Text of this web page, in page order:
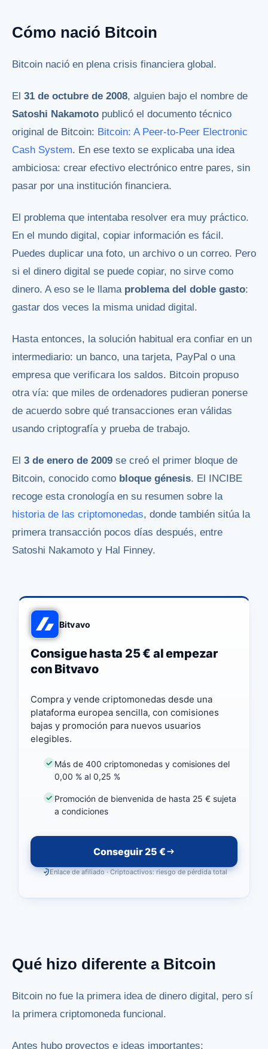
Cómo nació Bitcoin
Bitcoin nació en plena crisis financiera global.
El 31 de octubre de 2008, alguien bajo el nombre de
Satoshi Nakamoto publicó el documento técnico
original de Bitcoin: Bitcoin: A Peer-to-Peer Electronic
Cash System. En ese texto se explicaba una idea
ambiciosa: crear efectivo electrónico entre pares, sin
pasar por una institución financiera.
El problema que intentaba resolver era muy práctico.
En el mundo digital, copiar información es fácil.
Puedes duplicar una foto, un archivo o un correo. Pero
si el dinero digital se puede copiar, no sirve como
dinero. A eso se le llama problema del doble gasto:
gastar dos veces la misma unidad digital.
Hasta entonces, la solución habitual era confiar en un
intermediario: un banco, una tarjeta, PayPal o una
empresa que verificara los saldos. Bitcoin propuso
otra vía: que miles de ordenadores pudieran ponerse
de acuerdo sobre qué transacciones eran válidas
usando criptografía y prueba de trabajo.
El 3 de enero de 2009 se creó el primer bloque de
Bitcoin, conocido como bloque génesis. El INCIBE
recoge esta cronología en su resumen sobre la
historia de las criptomonedas, donde también sitúa la
primera transacción pocos días después, entre
Satoshi Nakamoto y Hal Finney.
Bitvavo
Consigue hasta 25 € al empezar
con Bitvavo
Compra y vende criptomonedas desde una
plataforma europea sencilla, con comisiones
bajas y promoción para nuevos usuarios
elegibles.
Más de 400 criptomonedas y comisiones del
0,00 % al 0,25 %
Promoción de bienvenida de hasta 25 € sujeta
a condiciones
Conseguir 25 €
Enlace de afiliado · Criptoactivos: riesgo de pérdida total
Qué hizo diferente a Bitcoin
Bitcoin no fue la primera idea de dinero digital, pero sí
la primera criptomoneda funcional.
Antes hubo proyectos e ideas importantes: